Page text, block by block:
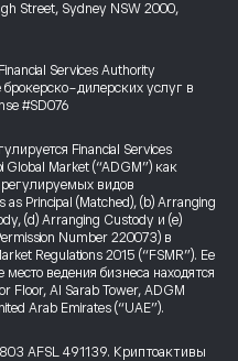
Street, Sydney NSW 2000,
Services Authority
брокерско-дилерских услуг в
#SD076
Financial Services
Global Market (“ADGM”) как
видов
as Principal (Matched), (b) Arranging
(d) Arranging Custody и (e)
Number 220073) в
Regulations 2015 (“FSMR”). Ее
ведения бизнеса находятся
Floor, Al Sarab Tower, ADGM
Arab Emirates (“UAE”).
AFSL 491139. Криптоактивы